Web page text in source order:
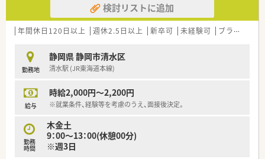
【勤務実態について】
■土日祝が完全にお休みで年間休日120日以上を確保しており、
ワークライフバランスが非常に良好です。
ため、プライベートの時間も大切にできます。
■有給休暇やリフレッシュ休暇などの休暇制度も整っており、オ
ンオフのメリハリをつけて働けます。
【想定される業務内容】
■精神科・心療内科の処方箋に基づき、調剤業務、監査業務、服薬
■在宅業務（居宅）にも対応しており、地域で暮らす患者様のメン
タルヘルスケアにも貢献できます。
■管理薬剤師として、医薬品の在庫管理やスタッフの指導など、
検討リストに追加
年間休日120日以上 週休2.5日以上 新卒可 未経験可 ブランク可
勤務地
静岡県 静岡市清水区
清水駅 (JR東海道本線)
給与
時給2,000円～2,200円
※就業条件、経験等を考慮のうえ、面接後決定。
勤務
時間
木金土
9：00～13：00(休憩00分)
※週3日